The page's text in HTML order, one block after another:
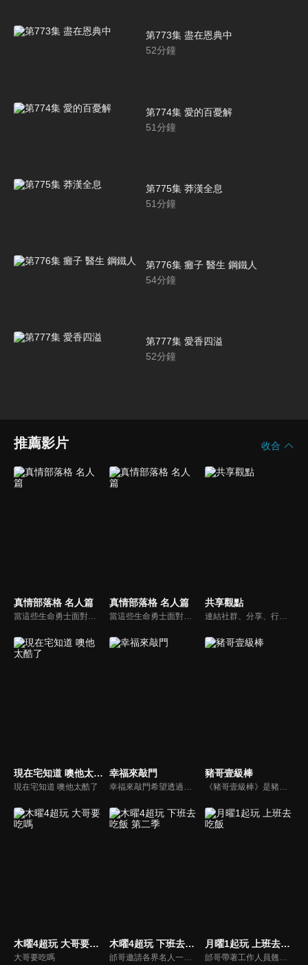
第773集 盡在恩典中
52分鐘
第774集 愛的百憂解
51分鐘
第775集 莽漢全息
51分鐘
第776集 癱子 醫生 鋼鐵人
54分鐘
第777集 愛香四溢
52分鐘
推薦影片 收合
真情部落格 名人篇
當這些生命勇士面對自己生命中的難題時，選擇靠著信靠耶穌來勇敢勝過，這些可愛的基督徒們，願意把自己生命裡最黑暗軟弱的一面和大家分享，為的就是將來自天上那最美好的福分帶給人們，每一個有血有淚的生命見證，都是最震撼人心的蛻變，最深刻的真實。
真情部落格 名人篇
當這些生命勇士面對自己生命中的難題時，選擇靠著信靠耶穌來勇敢勝過，這些可愛的基督徒們，願意把自己生命裡最黑暗軟弱的一面和大家分享，為的就是將來自天上那最美好的福分帶給人們，每一個有血有淚的生命見證，都是最震撼人心的蛻變，最深刻的真實。
共享觀點
連結社群、分享、行動的特色，運用講道學的架構，談論包含基要真理、生活話題及神學裝備三大面向主題。身為第六代基督徒，從小在教會中長大的周巽正，與第一代基督徒的廖文華，背景及生活經歷都不同，在節目中以輕鬆對談的方式，貢獻出不同角度的觀點。
現在宅知道 噢他太酷了
現在宅知道 噢他太酷了
幸福來敲門
幸福來敲門希望透過藝人、觀眾、夫妻來賓的經驗分享以及專家解析：傳遞聖經中的家庭價值觀，提供現代人面臨婚姻與家庭各種狀況接踵而來時的答案，並且邀請上帝成為每個家庭的主人。
豬哥壹級棒
《豬哥壹級棒》是豬哥亮與苗可麗主持的大型綜藝節目，看秀場天王豬哥亮獨特的豬式詼諧，增添了真性情、真感動，來賓分享自身感人故事，節目笑中帶淚猶如一場真情三溫暖。
木曜4超玩 大哥要吃嗎
大哥要吃嗎
木曜4超玩 下班去吃飯 第二季
邰哥邀請各界名人一起吃飯聊天，與觀眾分享他們的故事。
月曜1起玩 上班去吃飯
邰哥帶著工作人員翹班吃飯去，看看他們享用了哪些美食吧！